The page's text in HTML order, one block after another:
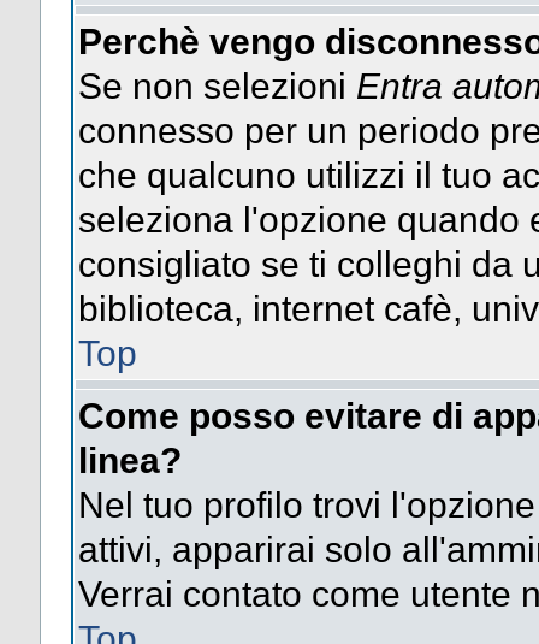
Perchè vengo
Se non selezioni Entra
connesso per un periodo
che qualcuno utilizzi il tuo
seleziona l'opzione quando
consigliato se ti colleghi da
biblioteca, internet cafè,
Top
Come posso evitare di
linea?
Nel tuo profilo trovi
attivi, apparirai solo
Verrai contato come utente